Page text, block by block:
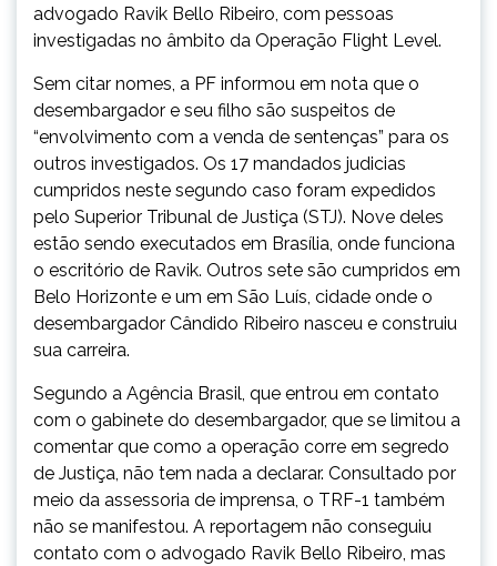
advogado Ravik Bello Ribeiro, com pessoas
investigadas no âmbito da Operação Flight Level.
Sem citar nomes, a PF informou em nota que o
desembargador e seu filho são suspeitos de
“envolvimento com a venda de sentenças” para os
outros investigados. Os 17 mandados judicias
cumpridos neste segundo caso foram expedidos
pelo Superior Tribunal de Justiça (STJ). Nove deles
estão sendo executados em Brasília, onde funciona
o escritório de Ravik. Outros sete são cumpridos em
Belo Horizonte e um em São Luís, cidade onde o
desembargador Cândido Ribeiro nasceu e construiu
sua carreira.
Segundo a Agência Brasil, que entrou em contato
com o gabinete do desembargador, que se limitou a
comentar que como a operação corre em segredo
de Justiça, não tem nada a declarar. Consultado por
meio da assessoria de imprensa, o TRF-1 também
não se manifestou. A reportagem não conseguiu
contato com o advogado Ravik Bello Ribeiro, mas